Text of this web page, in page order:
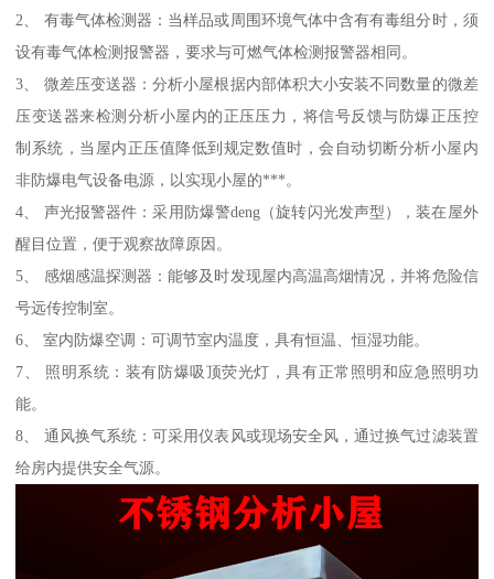
2、 有毒气体检测器：当样品或周围环境气体中含有有毒组分时，须
设有毒气体检测报警器，要求与可燃气体检测报警器相同。
3、 微差压变送器：分析小屋根据内部体积大小安装不同数量的微差
压变送器来检测分析小屋内的正压压力，将信号反馈与防爆正压控
制系统，当屋内正压值降低到规定数值时，会自动切断分析小屋内
非防爆电气设备电源，以实现小屋的***。
4、 声光报警器件：采用防爆警deng（旋转闪光发声型），装在屋外
醒目位置，便于观察故障原因。
5、 感烟感温探测器：能够及时发现屋内高温高烟情况，并将危险信
号远传控制室。
6、 室内防爆空调：可调节室内温度，具有恒温、恒湿功能。
7、 照明系统：装有防爆吸顶荧光灯，具有正常照明和应急照明功
能。
8、 通风换气系统：可采用仪表风或现场安全风，通过换气过滤装置
给房内提供安全气源。